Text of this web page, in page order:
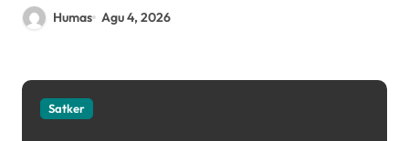
Humas Agu 4, 2026
Satker